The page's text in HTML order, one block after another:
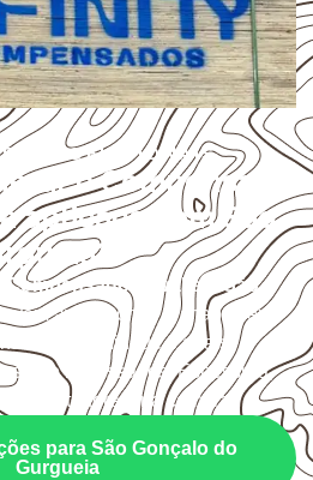
PROFISSIONAIS
o Compensado
aplicação em São
Compensado Naval em São
avaliar onde a chapa será
com umidade e quais
serão necessários. Espessura,
interferem na compra.
para São Gonçalo do
Gurgueia